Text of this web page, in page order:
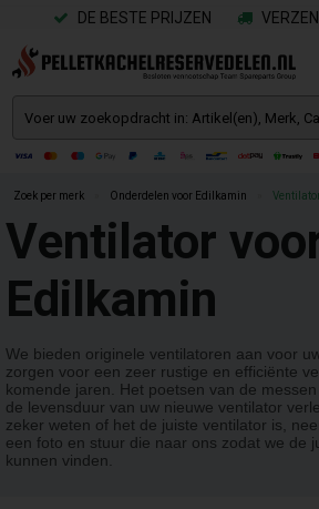
DE BESTE PRIJZEN
Zoek per merk Onderdelen voor Edilkamin
Ventilator
Edilkamin
We bieden originele ventilatoren aan voor
zorgen voor een zeer rustige en efficiënte
komende jaren. Het poetsen van de
de levensduur van uw nieuwe ventilator
zeker weten of het de juiste ventilator is,
een foto en stuur die naar ons zodat we de
kunnen vinden.